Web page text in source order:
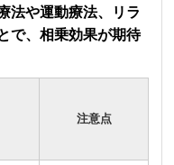
法や運動療法、リラ
で、相乗効果が期待
注意点